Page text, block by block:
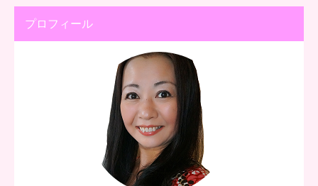
プロフィール